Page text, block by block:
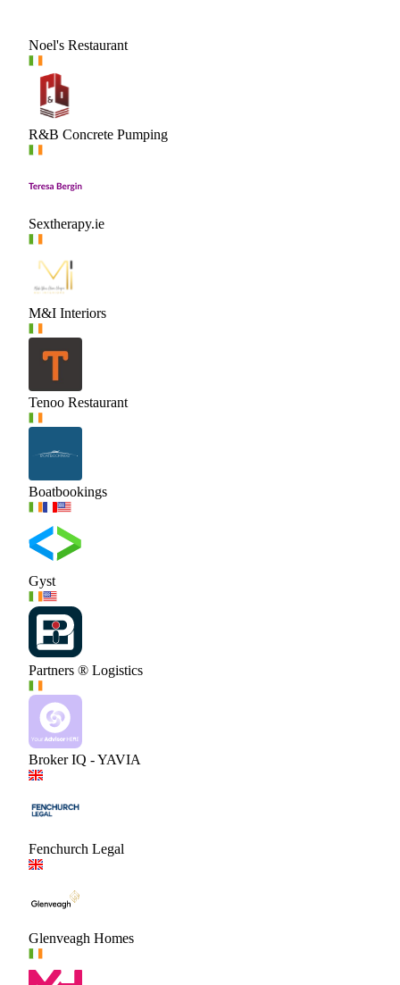
Noel's Restaurant
R&B Concrete Pumping
Sextherapy.ie
M&I Interiors
Tenoo Restaurant
Boatbookings
Gyst
Partners ® Logistics
Broker IQ - YAVIA
Fenchurch Legal
Glenveagh Homes